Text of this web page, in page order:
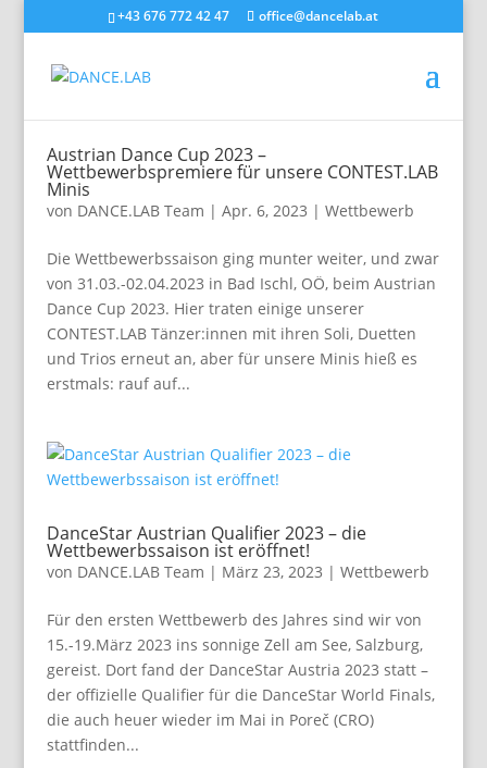
+43 676 772 42 47 office@dancelab.at
Austrian Dance Cup 2023 –
Wettbewerbspremiere für unsere CONTEST.LAB
Minis
von DANCE.LAB Team | Apr. 6, 2023 | Wettbewerb
Die Wettbewerbssaison ging munter weiter, und zwar
von 31.03.-02.04.2023 in Bad Ischl, OÖ, beim Austrian
Dance Cup 2023. Hier traten einige unserer
CONTEST.LAB Tänzer:innen mit ihren Soli, Duetten
und Trios erneut an, aber für unsere Minis hieß es
erstmals: rauf auf...
DanceStar Austrian Qualifier 2023 – die
Wettbewerbssaison ist eröffnet!
von DANCE.LAB Team | März 23, 2023 | Wettbewerb
Für den ersten Wettbewerb des Jahres sind wir von
15.-19.März 2023 ins sonnige Zell am See, Salzburg,
gereist. Dort fand der DanceStar Austria 2023 statt –
der offizielle Qualifier für die DanceStar World Finals,
die auch heuer wieder im Mai in Poreč (CRO)
stattfinden...